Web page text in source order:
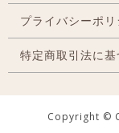
プライバシーポリ
特定商取引法に
Copyright ©